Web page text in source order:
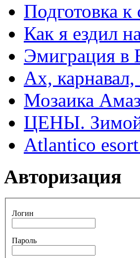
Подготовка к
Как я ездил
Эмиграция в
Ах, карнавал,
Мозаика
ЦЕНЫ. Зимой
Atlantico esort
Авторизация
Логин
Пароль